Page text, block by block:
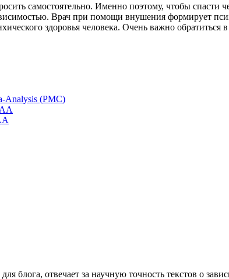
самостоятельно. Именно поэтому, чтобы спасти
Врач при помощи внушения формирует
здоровья человека. Очень важно
Analysis (PMC)
блога, отвечает за научную точность текстов о